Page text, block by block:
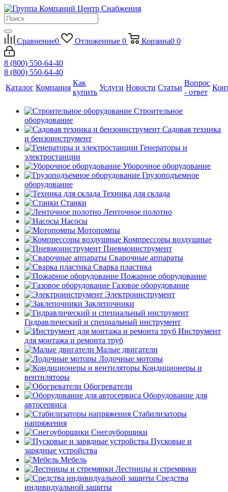
Сравнение0 Отложенные 0 Корзина0 0
8 (800) 550-64-40
8 (800) 550-64-40
Каталог Компания
Как
купить
Услуги Новости Статьи
Вопрос
- ответ
Строительное
оборудование
Садовая техника
и бензоинструмент
Генераторы и
электростанции
Уборочное оборудование
Грузоподъемное
оборудование
Техника для склада
Станки
Ленточное полотно
Насосы
Мотопомпы
Компрессоры воздушные
Пневмоинструмент
Сварочные аппараты
Сварка пластика
Пожарное оборудование
Газовое оборудование
Электроинструмент
Заклепочники
Гидравлический и специальный инструмент
Инструмент
для монтажа и ремонта труб
Малые двигатели
Лодочные моторы
Кондиционеры и
вентиляторы
Обогреватели
Оборудование для
автосервиса
Стабилизаторы
напряжения
Снегоуборщики
Пусковые и
зарядные устройства
Мебель
Лестницы и стремянки
Средства
индивидуальной защиты